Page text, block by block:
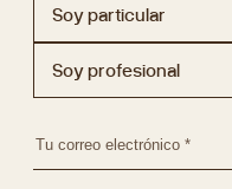
Soy particular
Soy profesional